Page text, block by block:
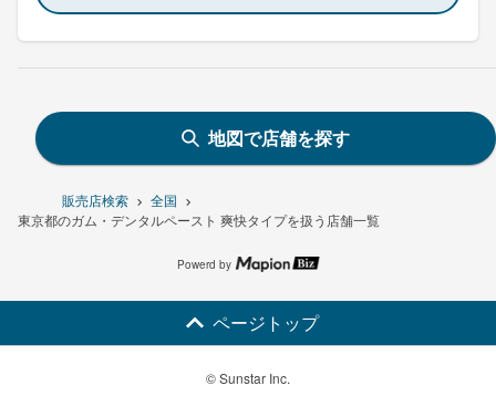
販売店検索
全国
東京都のガム・デンタルペースト 爽快タイプを扱う店舗一覧
地図で店舗を探す
Powerd by
ページトップ
© Sunstar Inc.